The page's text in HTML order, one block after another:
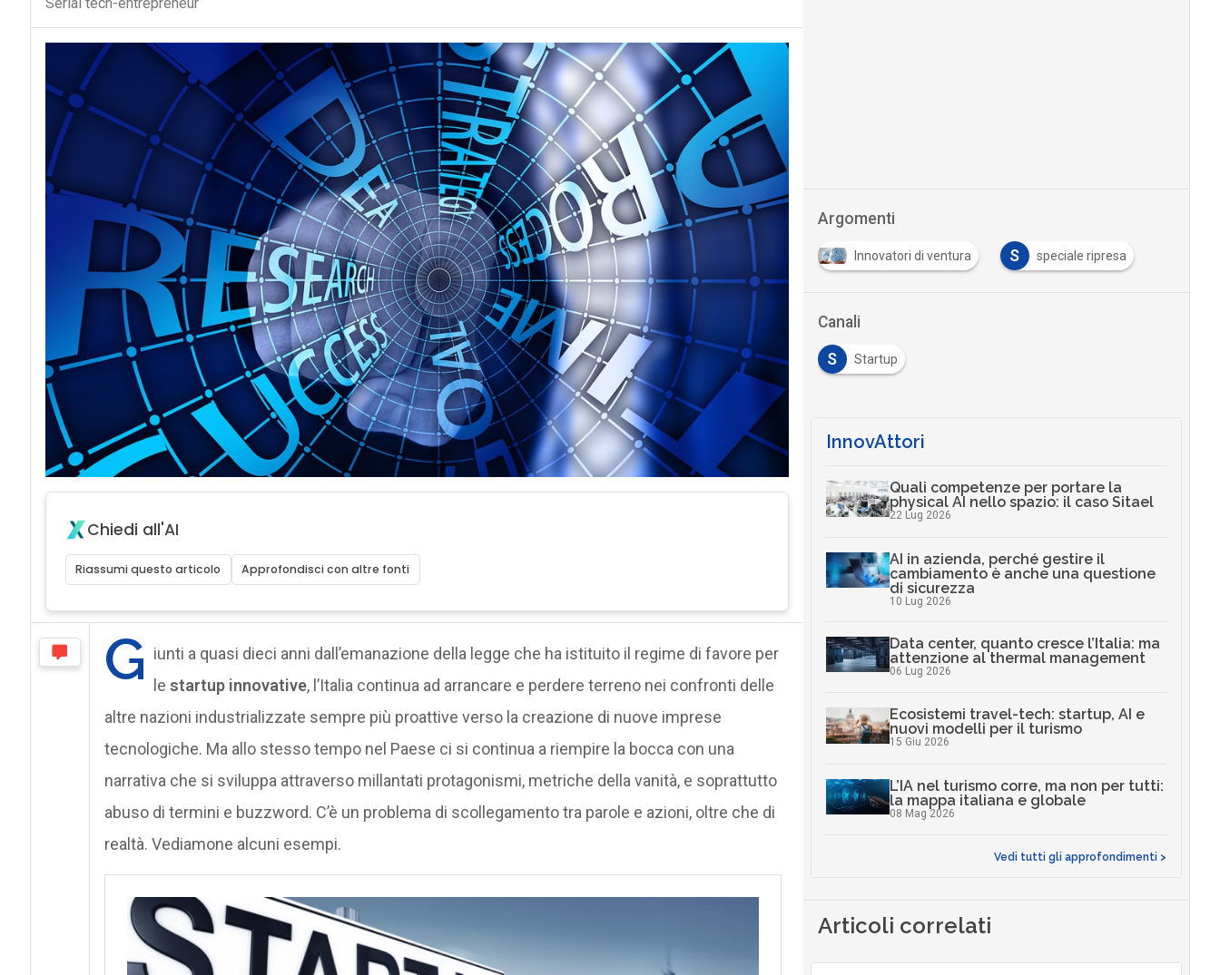
Chiedi all'AI
Riassumi questo articolo Approfondisci con altre fonti
G iunti a quasi dieci anni dall’emanazione della legge che ha istituito il regime di favore per
le startup innovative, l’Italia continua ad arrancare e perdere terreno nei confronti delle
altre nazioni industrializzate sempre più proattive verso la creazione di nuove imprese
tecnologiche. Ma allo stesso tempo nel Paese ci si continua a riempire la bocca con una
narrativa che si sviluppa attraverso millantati protagonismi, metriche della vanità, e soprattutto
abuso di termini e buzzword. C’è un problema di scollegamento tra parole e azioni, oltre che di
realtà. Vediamone alcuni esempi.
Argomenti
Innovatori di ventura S speciale ripresa
Canali
S Startup
InnovAttori
Quali competenze per portare la
physical AI nello spazio: il caso Sitael
22 Lug 2026
AI in azienda, perché gestire il
cambiamento è anche una questione
di sicurezza
10 Lug 2026
Data center, quanto cresce l’Italia: ma
attenzione al thermal management
06 Lug 2026
Ecosistemi travel-tech: startup, AI e
nuovi modelli per il turismo
15 Giu 2026
L’IA nel turismo corre, ma non per tutti:
la mappa italiana e globale
08 Mag 2026
Vedi tutti gli approfondimenti >
Articoli correlati